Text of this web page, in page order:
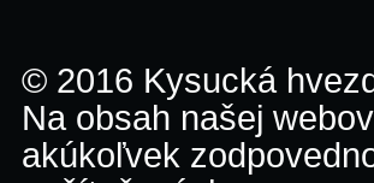
© 2016 Kysucká
Na obsah našej
akúkoľvek